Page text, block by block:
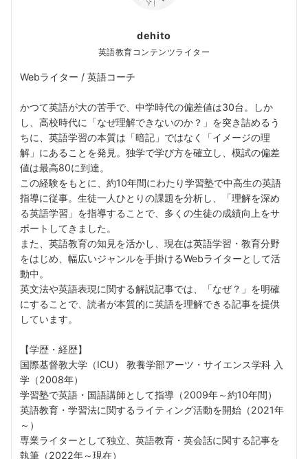
dehito
英語教育コンテンツライター
Webライター / 英語コーチ
かつて英語が大の苦手で、中学時代の偏差値は30台。しか
し、高校時代に「なぜ理解できないのか？」を突き詰めるう
ちに、英語学習の本質は「暗記」ではなく「イメージの理
解」にあることを発見。独学で学び方を確立し、模試の偏差
値は最高80に到達。
この経験をもとに、約10年間にわたり学習塾で中高生の英語
指導に従事。生徒一人ひとりの課題を分析し、「理解を深め
る英語学習」を指導することで、多くの生徒の成績向上をサ
ポートしてきました。
また、英語教育の知見を活かし、現在は英語学習・教育分野
をはじめ、幅広いジャンルを手掛けるWebライターとして活
動中。
英文法や英語表現に関する解説記事では、「なぜ？」を明確
にすることで、読者が本質的に英語を理解できる記事を提供
しています。
【学歴・経歴】
国際基督教大学（ICU） 教養学部アーツ・サイエンス学科 入
学（2008年）
学習塾で英語・国語講師として指導（2009年～約10年間）
英語教育・学習法に関するライティング活動を開始（2021年
～）
専業ライターとして独立、英語教育・英会話に関する記事を
執筆（2022年～現在）